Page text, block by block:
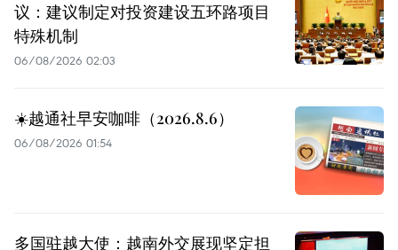
议：建议制定对投资建设五环路项目
特殊机制
06/08/2026 02:03
☀️越通社早安咖啡（2026.8.6）
06/08/2026 01:54
多国驻越大使：越南外交展现坚定担